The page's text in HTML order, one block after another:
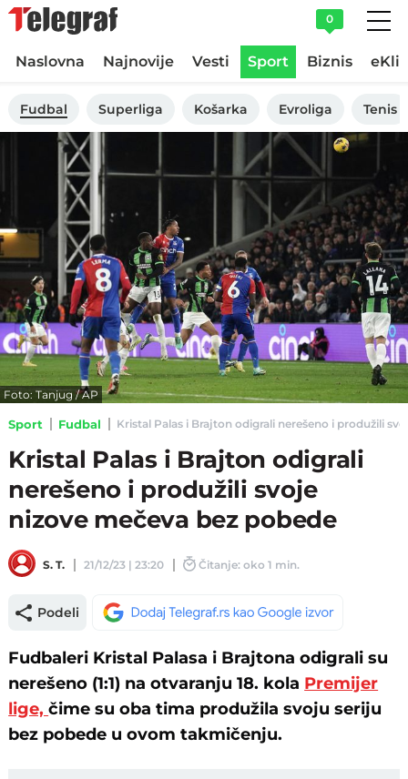
0
Naslovna Najnovije Vesti Sport Biznis
Fudbal Superliga Košarka Evroliga Tenis
Foto: Tanjug / AP
Sport Fudbal Kristal Palas i Brajton odigrali nerešeno i produžili
Kristal Palas i Brajton odigrali
nerešeno i produžili svoje
nizove mečeva bez pobede
S. T. 21/12/23 | 23:20 Čitanje: oko 1 min.
Podeli
Fudbaleri Kristal Palasa i Brajtona odigrali su
nerešeno (1:1) na otvaranju 18. kola Premijer
lige,čime su oba tima produžila svoju seriju
bez pobede u ovom takmičenju.